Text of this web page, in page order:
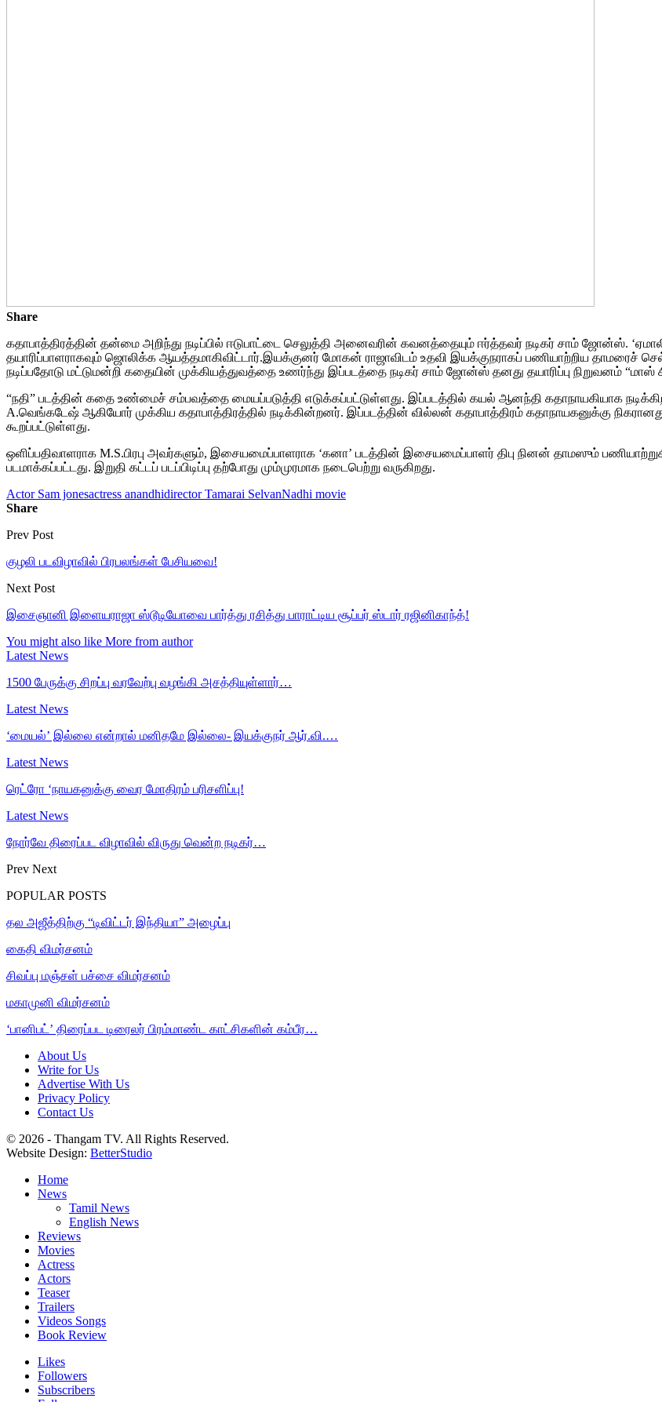
Share
கதாபாத்திரத்தின் தன்மை அறிந்து நடிப்பில் ஈடுபாட்டை செலுத்தி அனைவரின் கவனத்தையும் ஈர்த்தவர் நடிகர் சாம் ஜோன்ஸ்.
தயாரிப்பாளராகவும் ஜொலிக்க ஆயத்தமாகிவிட்டார்.இயக்குனர் மோகன் ராஜாவிடம் உதவி இயக்குநராகப் பணியாற்றிய தாமரைச்
நடிப்பதோடு மட்டுமன்றி கதையின் முக்கியத்துவத்தை உணர்ந்து இப்படத்தை நடிகர் சாம் ஜோன்ஸ் தனது தயாரிப்பு நிறுவனம் “மாஸ்
“நதி” படத்தின் கதை உண்மைச் சம்பவத்தை மையப்படுத்தி எடுக்கப்பட்டுள்ளது. இப்படத்தில் கயல் ஆனந்தி கதாநாயகியாக
A.வெங்கடேஷ் ஆகியோர் முக்கிய கதாபாத்திரத்தில் நடிக்கின்றனர். இப்படத்தின் வில்லன் கதாபாத்திரம் கதாநாயகனுக்கு
கூறப்பட்டுள்ளது.
ஒளிப்பதிவாளராக M.S.பிரபு அவர்களும், இசையமைப்பாளராக ‘கனா’ படத்தின் இசையமைப்பாளர் திபு நினன் தாமஸும்
படமாக்கப்பட்டது. இறுதி கட்டப் படப்பிடிப்பு தற்போது மும்முரமாக நடைபெற்று வருகிறது.
Actor Sam jonesactress anandhidirector Tamarai SelvanNadhi movie
Share
Prev Post
குழலி படவிழாவில் பிரபலங்கள் பேசியவை!
Next Post
இசைஞானி இளையராஜா ஸ்டூடியோவை பார்த்து ரசித்து பாராட்டிய சூப்பர் ஸ்டார் ரஜினிகாந்த்!
You might also like More from author
Latest News
1500 பேருக்கு சிறப்பு வரவேற்பு வழங்கி அசத்தியுள்ளார்…
Latest News
‘மையல்’ இல்லை என்றால் மனிதமே இல்லை- இயக்குநர் ஆர்.வி.…
Latest News
ரெட்ரோ ‘நாயகனுக்கு வைர மோதிரம் பரிசளிப்பு!
Latest News
நோர்வே திரைப்பட விழாவில் விருது வென்ற நடிகர்…
Prev Next
POPULAR POSTS
தல அஜீத்திற்கு “டிவிட்டர் இந்தியா” அழைப்பு
கைதி விமர்சனம்
சிவப்பு மஞ்சள் பச்சை விமர்சனம்
மகாமுனி விமர்சனம்
‘பானிபட்’ திரைப்பட டிரைலர் பிரம்மாண்ட காட்சிகளின் கம்பீர…
About Us
Write for Us
Advertise With Us
Privacy Policy
Contact Us
© 2026 - Thangam TV. All Rights Reserved.
Website Design: BetterStudio
Home
News
Tamil News
English News
Reviews
Movies
Actress
Actors
Teaser
Trailers
Videos Songs
Book Review
Likes
Followers
Subscribers